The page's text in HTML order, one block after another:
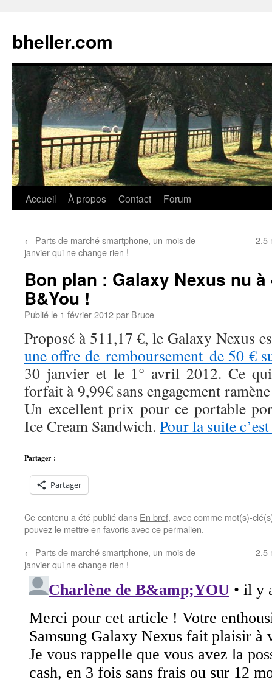
contenu
bheller.com
Accueil À propos Contact Forum
← Parts de marché smartphone, un mois de
janvier qui ne change rien !
2,5
Bon plan : Galaxy Nexus nu
B&You !
Publié le 1 février 2012par Bruce
Proposé à 511,17 €, le Galaxy Nexus
une offre de remboursement de 50 €
30 janvier et le 1° avril 2012. Ce
forfait à 9,99€ sans engagement
Un excellent prix pour ce portable
Ice Cream Sandwich. Pour la suite
Partager :
Partager
Ce contenu a été publié dans En bref, avec comme mot(s)-
pouvez le mettre en favoris avecce permalien.
← Parts de marché smartphone, un mois de
janvier qui ne change rien !
2,5